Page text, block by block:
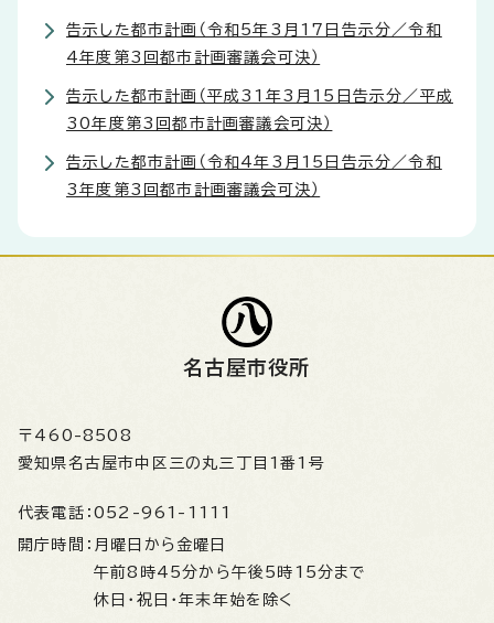
告示した都市計画（令和5年3月17日告示分／令和
4年度第3回都市計画審議会可決）
告示した都市計画（平成31年3月15日告示分／平成
30年度第3回都市計画審議会可決）
告示した都市計画（令和4年3月15日告示分／令和
3年度第3回都市計画審議会可決）
名古屋市役所
〒460-8508
愛知県名古屋市中区三の丸三丁目1番1号
代表電話： 052-961-1111
開庁時間： 月曜日から金曜日
午前8時45分から午後5時15分まで
休日・祝日・年末年始を除く